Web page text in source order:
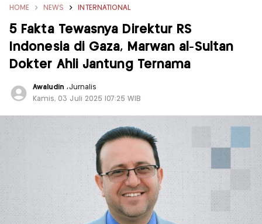
HOME NEWS INTERNATIONAL
5 Fakta Tewasnya Direktur RS
Indonesia di Gaza, Marwan al-Sultan
Dokter Ahli Jantung Ternama
Awaludin,Jurnalis
Kamis, 03 Juli 2025 |07:25 WIB